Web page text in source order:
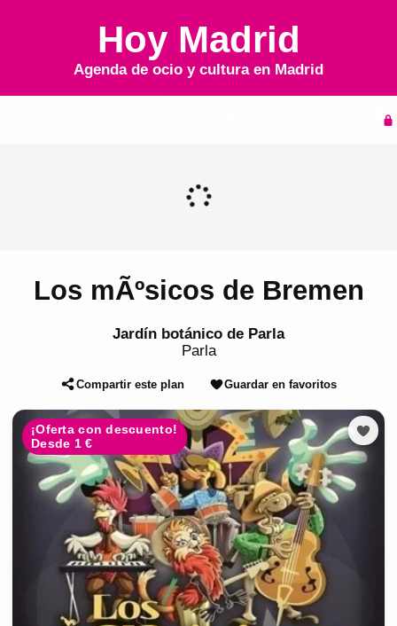
Hoy Madrid
Agenda de ocio y cultura en Madrid
Los mÃºsicos de Bremen
Jardín botánico de Parla
Parla
Compartir este plan Guardar en favoritos
¡Oferta con descuento!
Desde 1 €